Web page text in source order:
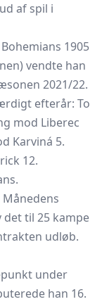
af spil i
Bohemians 1905
vendte han
2021/22.
efterår: To
mod Liberec
Karviná 5.
12.
det til 25 kampe
udløb.
under
han 16.